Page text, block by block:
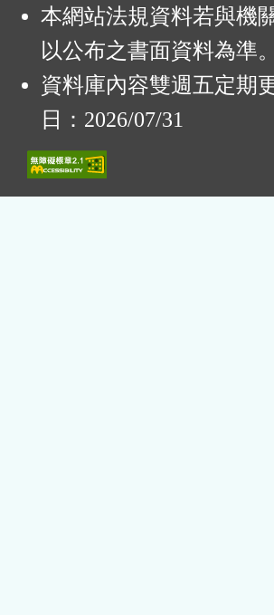
本網站法規資料若與機
以公布之書面資料為準。
資料庫內容雙週五定期
日：2026/07/31